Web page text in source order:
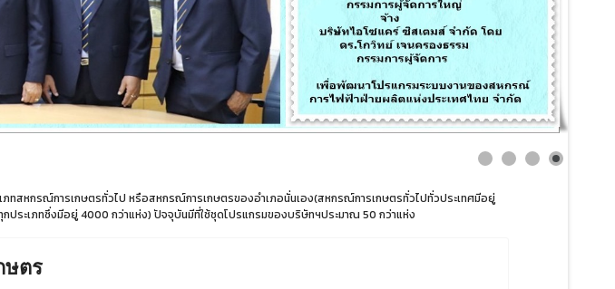
สหกรณ์การเกษตรทั่วไป หรือสหกรณ์การเกษตรของอำเภอนั่นเอง(สหกรณ์การเกษตรทั่วไปทั่วประเทศมีอยู่
ประเภทซึ่งมีอยู่ 4000 กว่าแห่ง) ปัจจุบันมีที่ใช้ชุดโปรแกรมของบริษัทฯประมาณ 50 กว่าแห่ง
ษตร